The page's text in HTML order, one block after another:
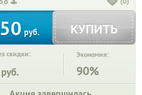
руб. КУПИТЬ
скидки:
руб.
Экономия:
90%